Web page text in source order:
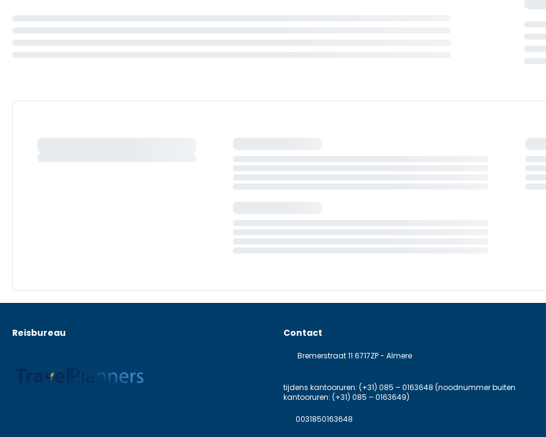
Reisbureau Contact
Bremerstraat 11 6717ZP - Almere
tijdens kantooruren: (+31) 085 – 0163648 (noodnummer buiten
kantooruren: (+31) 085 – 0163649)
0031850163648